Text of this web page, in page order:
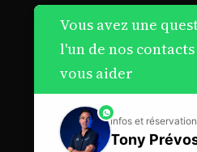
Vous avez une
l'un de nos
vous aider
phone Infos et
Tony